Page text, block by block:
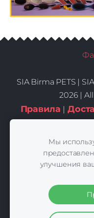
SIA Birma PETS |
2026 |
Правила |
Мы
улучшения